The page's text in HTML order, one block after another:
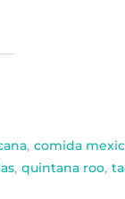
, comida
, quintana roo,